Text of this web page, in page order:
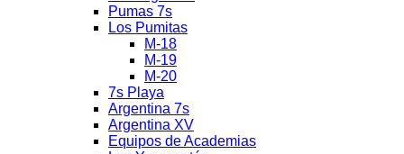
Pumas 7s
Los Pumitas
M-18
M-19
M-20
7s Playa
Argentina 7s
Argentina XV
Equipos de Academias